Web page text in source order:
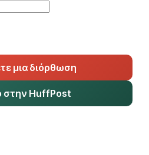
μια διόρθωση
στην HuffPost